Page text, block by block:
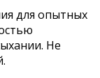
для опытных
Не